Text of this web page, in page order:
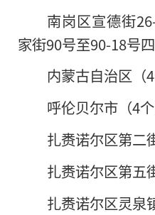
南岗区宣德街
家街90号至90-18号
内蒙古自治区（4
呼伦贝尔市（4个
扎赉诺尔区第二
扎赉诺尔区第五
扎赉诺尔区灵泉